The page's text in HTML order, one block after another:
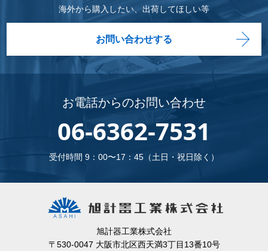
海外から購入したい、出荷してほしい等
お問い合わせする
お電話からのお問い合わせ
06-6362-7531
受付時間 9：00〜17：45（土日・祝日除く）
旭計器工業株式会社
〒530-0047 大阪市北区西天満3丁目13番10号